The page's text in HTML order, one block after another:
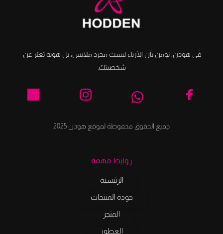
شخصيتك.
جميع الحقوق محفوظة لموقع هودن 2025
روابط مهمة
الرئيسية
جودة المنتجات
المتجر
العطور